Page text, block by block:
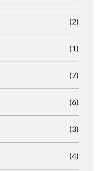
(2)
(1)
(7)
(6)
(3)
(4)